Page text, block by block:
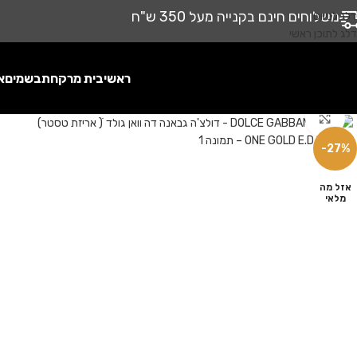
דלג לניווט
דלג לתוכן ראשי
משלוחים חינם בקנייה מעל 350 ש"ח
ראשיבית מרקחתבשמים
-27%
אזל מה
מלאי
לחץ להגדלה